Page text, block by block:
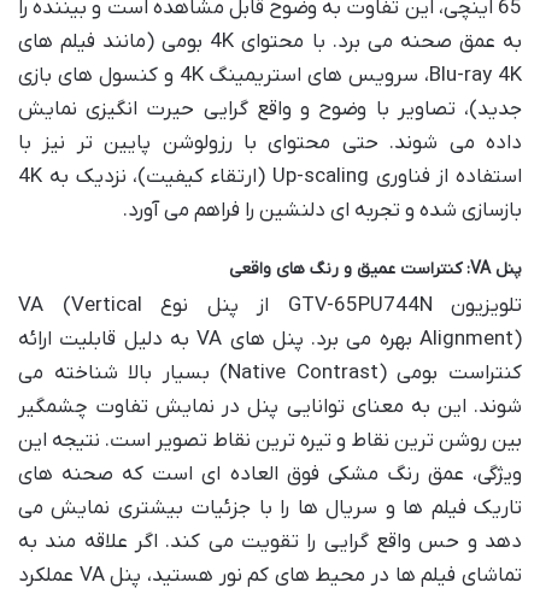
65 اینچی، این تفاوت به وضوح قابل مشاهده است و بیننده را
به عمق صحنه می برد. با محتوای 4K بومی (مانند فیلم های
Blu-ray 4K، سرویس های استریمینگ 4K و کنسول های بازی
جدید)، تصاویر با وضوح و واقع گرایی حیرت انگیزی نمایش
داده می شوند. حتی محتوای با رزولوشن پایین تر نیز با
استفاده از فناوری Up-scaling (ارتقاء کیفیت)، نزدیک به 4K
بازسازی شده و تجربه ای دلنشین را فراهم می آورد.
پنل VA: کنتراست عمیق و رنگ های واقعی
تلویزیون GTV-65PU744N از پنل نوع VA (Vertical
Alignment) بهره می برد. پنل های VA به دلیل قابلیت ارائه
کنتراست بومی (Native Contrast) بسیار بالا شناخته می
شوند. این به معنای توانایی پنل در نمایش تفاوت چشمگیر
بین روشن ترین نقاط و تیره ترین نقاط تصویر است. نتیجه این
ویژگی، عمق رنگ مشکی فوق العاده ای است که صحنه های
تاریک فیلم ها و سریال ها را با جزئیات بیشتری نمایش می
دهد و حس واقع گرایی را تقویت می کند. اگر علاقه مند به
تماشای فیلم ها در محیط های کم نور هستید، پنل VA عملکرد